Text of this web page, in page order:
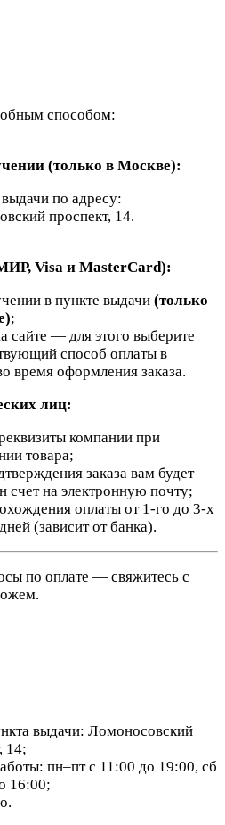
способом:
(только в Москве):
по адресу:
проспект, 14.
Visa и MasterCard):
в пункте выдачи (только
;
сайте — для этого выберите
способ оплаты в
время оформления заказа.
лиц:
компании при
товара;
заказа вам будет
счет на электронную почту;
оплаты от 1-го до 3-х
(зависит от банка).
по оплате — свяжитесь с
выдачи: Ломоносовский
14;
пн–пт с 11:00 до 19:00, сб
16:00;